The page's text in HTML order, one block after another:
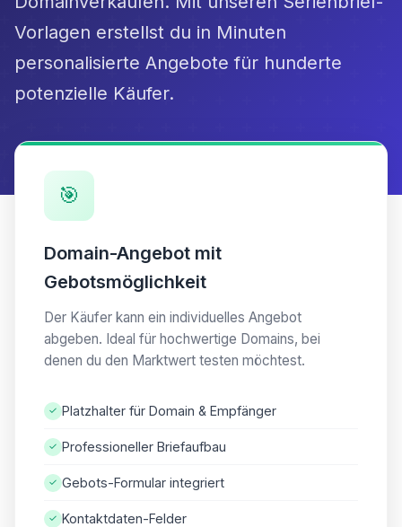
Vorlagen erstellst du in Minuten
personalisierte Angebote für hunderte
potenzielle Käufer.
🎯
Domain-Angebot mit
Gebotsmöglichkeit
Der Käufer kann ein individuelles Angebot
abgeben. Ideal für hochwertige Domains, bei
denen du den Marktwert testen möchtest.
✓ Platzhalter für Domain & Empfänger
✓ Professioneller Briefaufbau
✓ Gebots-Formular integriert
✓ Kontaktdaten-Felder